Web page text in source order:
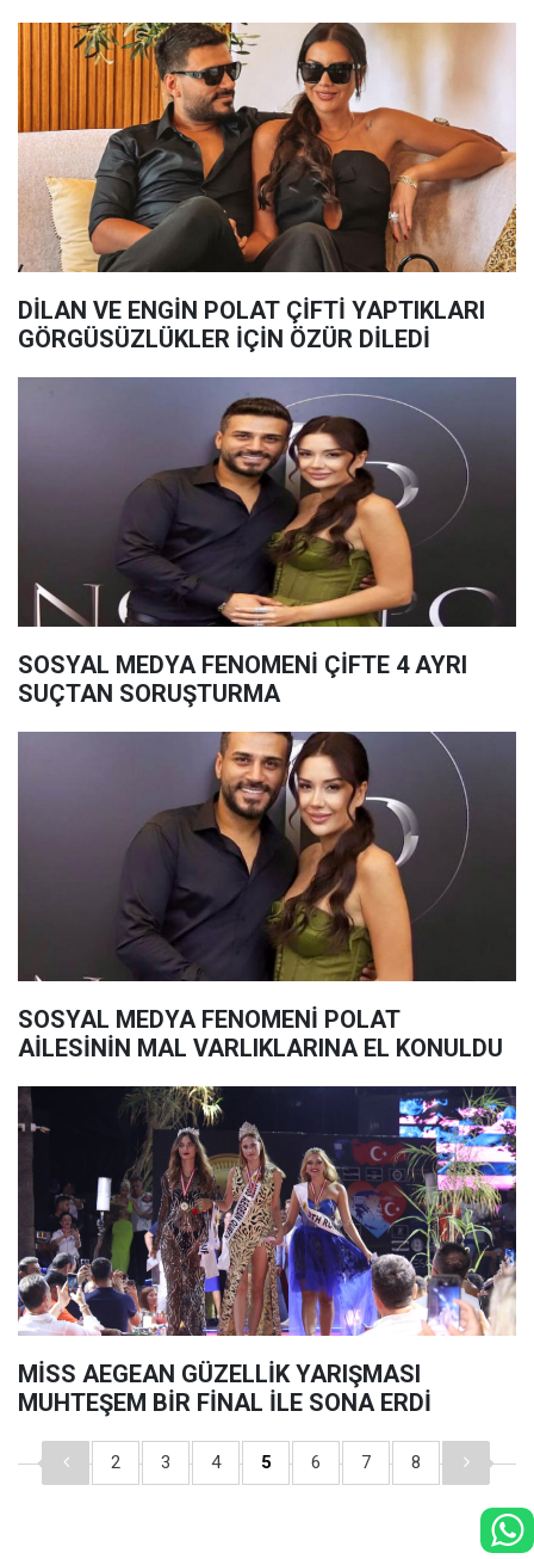
DİLAN VE ENGİN POLAT ÇİFTİ YAPTIKLARI
GÖRGÜSÜZLÜKLER İÇİN ÖZÜR DİLEDİ
SOSYAL MEDYA FENOMENİ ÇİFTE 4 AYRI
SUÇTAN SORUŞTURMA
SOSYAL MEDYA FENOMENİ POLAT
AİLESİNİN MAL VARLIKLARINA EL KONULDU
MİSS AEGEAN GÜZELLİK YARIŞMASI
MUHTEŞEM BİR FİNAL İLE SONA ERDİ
2 3 4 5 6 7 8